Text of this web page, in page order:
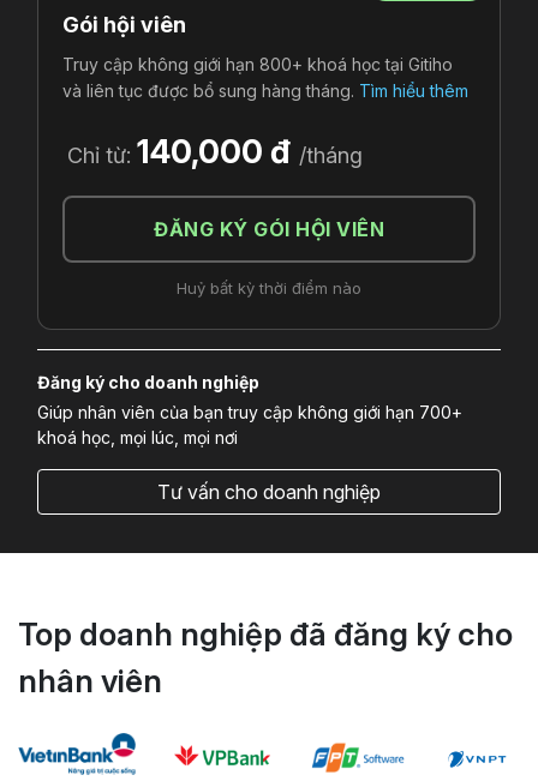
Gói hội viên
Truy cập không giới hạn 800+ khoá học tại Gitiho
và liên tục được bổ sung hàng tháng. Tìm hiểu thêm
Chỉ từ: 140,000 đ /tháng
ĐĂNG KÝ GÓI HỘI VIÊN
Huỷ bất kỳ thời điểm nào
Đăng ký cho doanh nghiệp
Giúp nhân viên của bạn truy cập không giới hạn 700+
khoá học, mọi lúc, mọi nơi
Tư vấn cho doanh nghiệp
Top doanh nghiệp đã đăng ký cho
nhân viên